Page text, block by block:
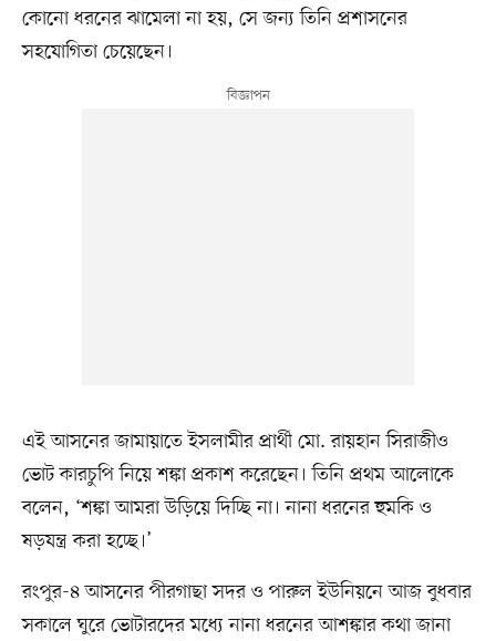
কোনো ধরনের ঝামেলা না হয়, সে জন্য তিনি প্রশাসনের
সহযোগিতা চেয়েছেন।
এই আসনের জামায়াতে ইসলামীর প্রার্থী মো. রায়হান সিরাজীও
ভোট কারচুপি নিয়ে শঙ্কা প্রকাশ করেছেন। তিনি প্রথম আলোকে
বলেন, ‘শঙ্কা আমরা উড়িয়ে দিচ্ছি না। নানা ধরনের হুমকি ও
ষড়যন্ত্র করা হচ্ছে।’
রংপুর-৪ আসনের পীরগাছা সদর ও পারুল ইউনিয়নে আজ বুধবার
সকালে ঘুরে ভোটারদের মধ্যে নানা ধরনের আশঙ্কার কথা জানা